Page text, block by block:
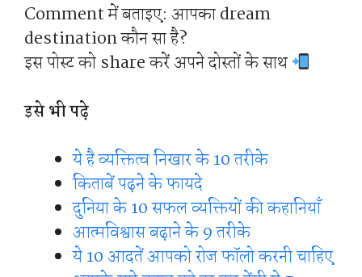
Comment में बताइए: आपका dream
destination कौन सा है?
इस पोस्ट को share करें अपने दोस्तों के साथ
इसे भी पढ़े
ये है व्यक्तित्व निखार के 10 तरीके
किताबें पढ़ने के फायदे
दुनिया के 10 सफल व्यक्तियों की कहानियाँ
आत्मविश्वास बढ़ाने के 9 तरीके
ये 10 आदतें आपको रोज फॉलो करनी चाहिए